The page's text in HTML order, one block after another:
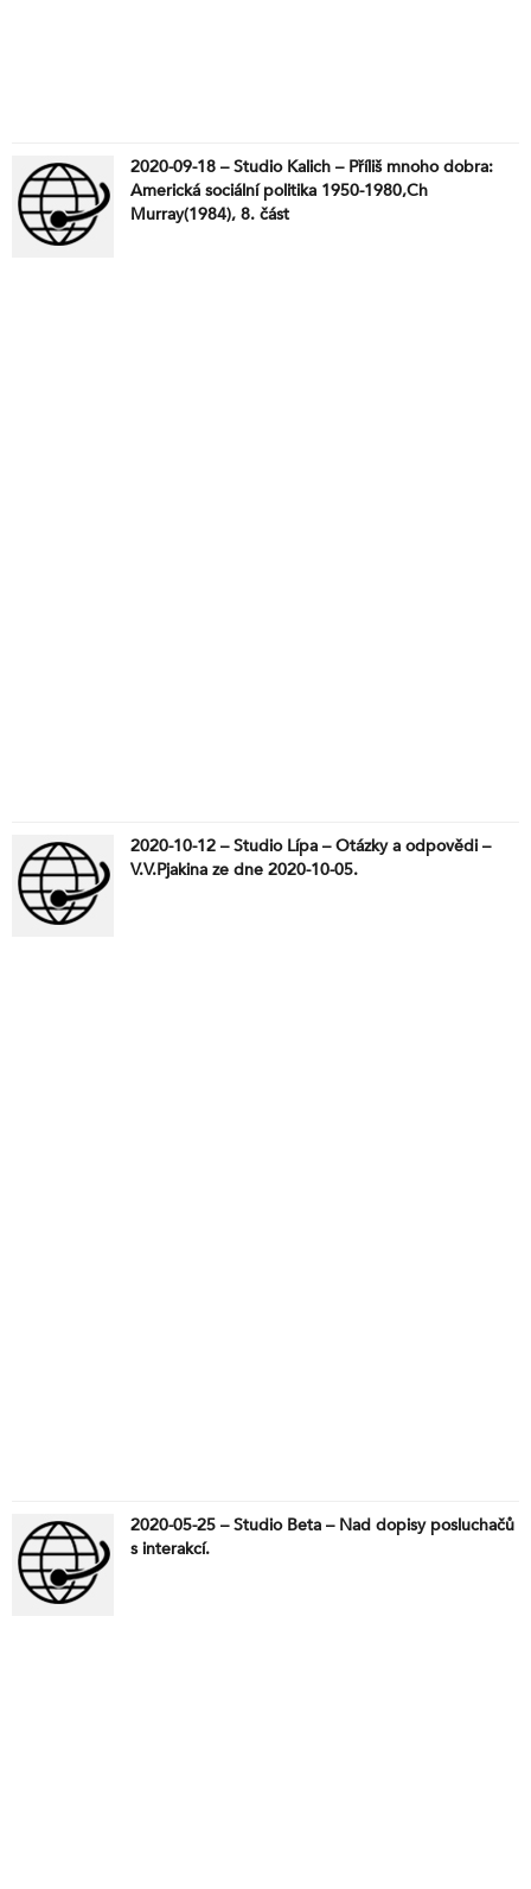
2020-09-18 – Studio Kalich – Příliš mnoho dobra:
Americká sociální politika 1950-1980,Ch
Murray(1984), 8. část
2020-10-12 – Studio Lípa – Otázky a odpovědi –
V.V.Pjakina ze dne 2020-10-05.
2020-05-25 – Studio Beta – Nad dopisy posluchačů
s interakcí.